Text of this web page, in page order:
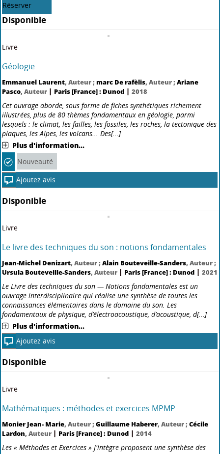
de la biologie enseignés durant les premières années d'études
supérieures. La présentation est adaptée aux besoins des étudiants
préparant un examen ou un concours : des fiches[...]
Ajoutez avis
Réserver
Disponible
Livre
Génétique en 82 fiches
: Dunod
Les ouvrages de la collection "Maxi-Fiches" s'adressent aux étudiants
désireux de maîtriser les fondamentaux d'une discipline. En 82 fiches
de deux à quatre pages toutes les grandes notions de la génétique
sont présentées. De nombreux schémas ai[...]
Plus d'information...
Nouveauté
Ajoutez avis
Réserver
Disponible
Géologie
Emmanuel Laurent, Auteur ;marc De rafèlis, Auteur ;
Pasco, Auteur|Paris [France] : Dunod|2018